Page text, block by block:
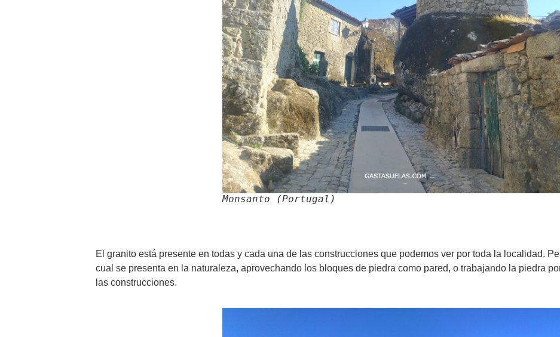
Monsanto (Portugal)
El granito está presente en todas y cada una de las construcciones que podemos ver por toda la localidad.
cual se presenta en la naturaleza, aprovechando los bloques de piedra como pared, o trabajando la piedra
las construcciones.